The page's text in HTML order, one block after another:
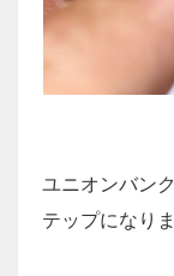
ユニオンバン
テップになりま